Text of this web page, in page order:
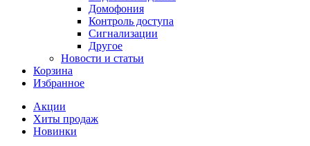
Домофония
Контроль доступа
Сигнализации
Другое
Новости и статьи
Корзина
Избранное
Акции
Хиты продаж
Новинки